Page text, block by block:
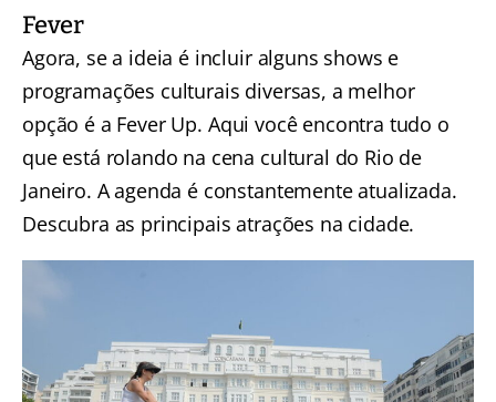
Fever
Agora, se a ideia é incluir alguns shows e
programações culturais diversas, a melhor
opção é a Fever Up. Aqui você encontra tudo o
que está rolando na cena cultural do Rio de
Janeiro. A agenda é constantemente atualizada.
Descubra as principais atrações na cidade.